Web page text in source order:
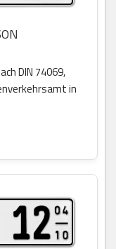
DIN 74069,
in